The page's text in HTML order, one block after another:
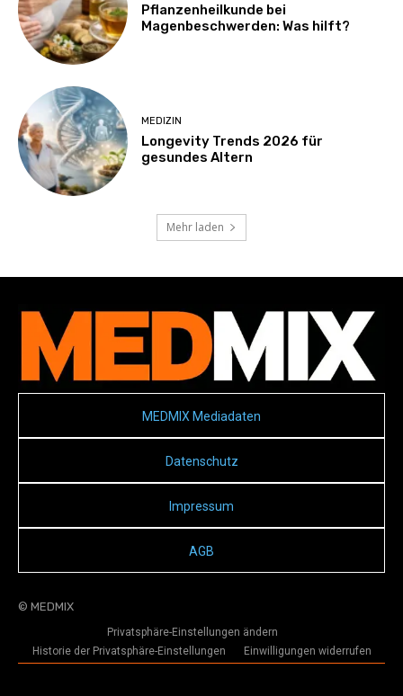
Pflanzenheilkunde bei
Magenbeschwerden: Was hilft?
MEDIZIN
Longevity Trends 2026 für
gesundes Altern
Mehr laden
MEDMIX Mediadaten
Datenschutz
Impressum
AGB
© MEDMIX
Privatsphäre-Einstellungen ändern
Historie der Privatsphäre-Einstellungen
Einwilligungen widerrufen